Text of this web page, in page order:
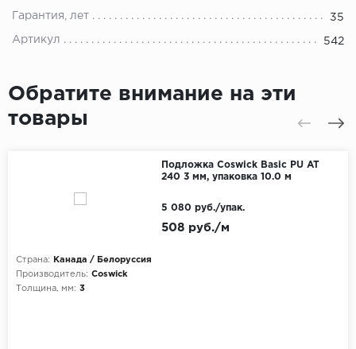
Гарантия, лет 35
Артикул 542
Обратите внимание на эти
товары
Подложка Coswick Basic PU AT
240 3 мм, упаковка 10.0 м
Страна:
Канада / Белоруссия
Производитель: Coswick
Толщина, мм: 3
508 руб./м
5 080 руб./упак.